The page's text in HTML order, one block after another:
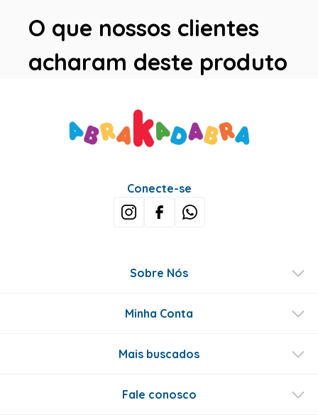
O que nossos clientes
acharam deste produto
Conecte-se
Sobre Nós
Minha Conta
Mais buscados
Fale conosco